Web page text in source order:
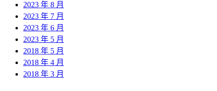
2023 年 8 月
2023 年 7 月
2023 年 6 月
2023 年 5 月
2018 年 5 月
2018 年 4 月
2018 年 3 月